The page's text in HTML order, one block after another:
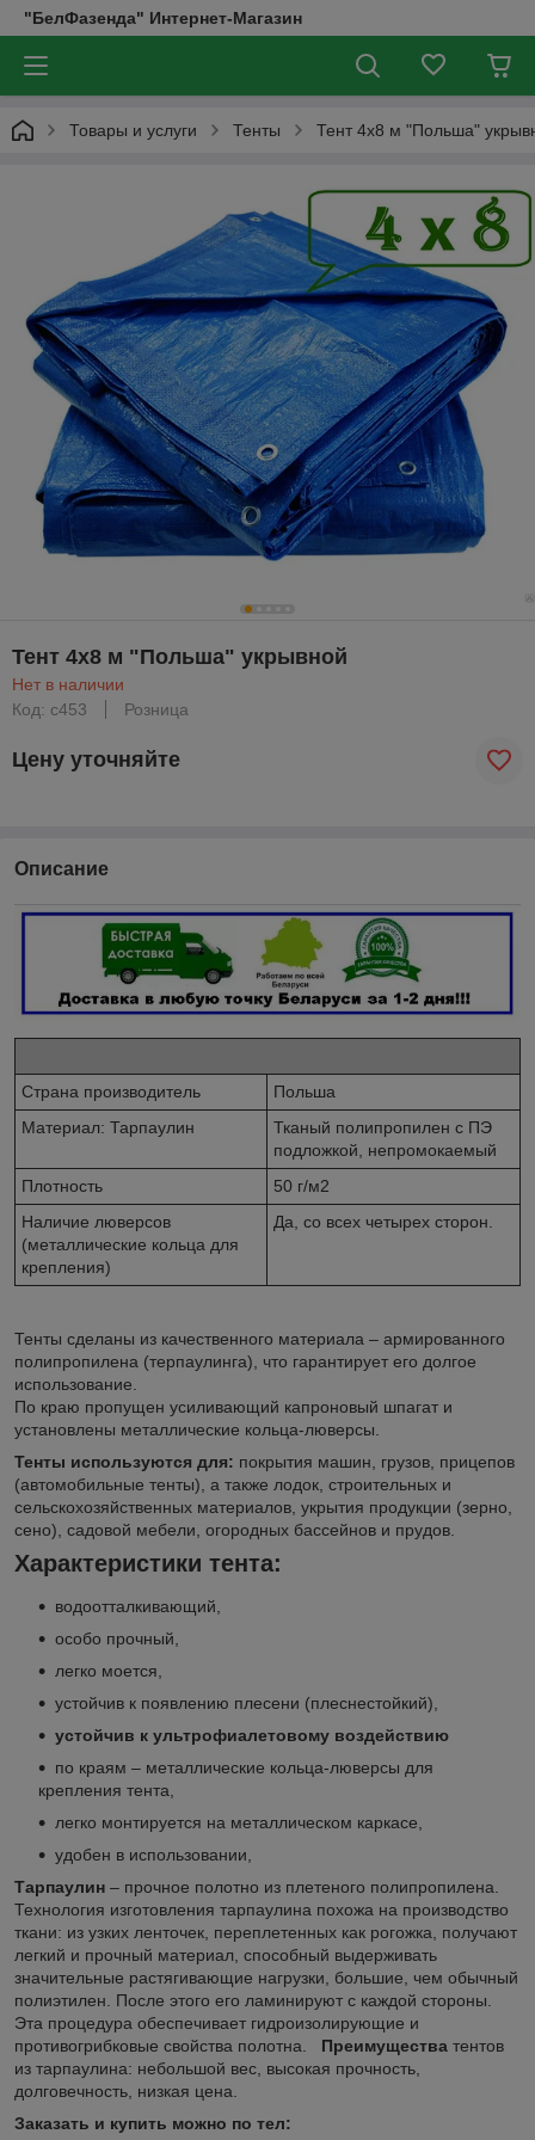
"БелФазенда" Интернет-Магазин
Товары и услуги Тенты Тент 4х8 м "Польша"
Тент 4х8 м "Польша" укрывной
Нет в наличии
Код: с453
Розница
Цену уточняйте
Описание
Страна производитель
Польша
Материал: Тарпаулин
Тканый полипропилен с ПЭ
подложкой, непромокаемый
Плотность
50 г/м2
Наличие люверсов
(металлические кольца для
крепления)
Да, со всех четырех сторон.
Тенты сделаны из качественного материала – армированного
полипропилена (терпаулинга), что гарантирует его долгое
использование.
По краю пропущен усиливающий капроновый шпагат и
установлены металлические кольца-люверсы.
Тенты используются для: покрытия машин, грузов, прицепов
(автомобильные тенты), а также лодок, строительных и
сельскохозяйственных материалов, укрытия продукции (зерно,
сено), садовой мебели, огородных бассейнов и прудов.
Характеристики тента:
водоотталкивающий,
особо прочный,
легко моется,
устойчив к появлению плесени (плеснестойкий),
устойчив к ультрофиалетовому воздействию
по краям – металлические кольца-люверсы для
крепления тента,
легко монтируется на металлическом каркасе,
удобен в использовании,
Тарпаулин – прочное полотно из плетеного полипропилена.
Технология изготовления тарпаулина похожа на производство
ткани: из узких ленточек, переплетенных как рогожка, получают
легкий и прочный материал, способный выдерживать
значительные растягивающие нагрузки, большие, чем обычный
полиэтилен. После этого его ламинируют с каждой стороны.
Эта процедура обеспечивает гидроизолирующие и
противогрибковые свойства полотна. Преимущества тентов
из тарпаулина: небольшой вес, высокая прочность,
долговечность, низкая цена.
Заказать и купить можно по тел: